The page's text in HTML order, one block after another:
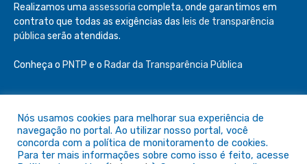
Realizamos uma assessoria completa, onde garantimos em
contrato que todas as exigências das leis de transparência
pública serão atendidas.
Conheça o PNTP e o Radar da Transparência Pública
Todos os direitos reservados a Câmara de São Félix do Araguaia
Nós usamos cookies para melhorar sua experiência de
navegação no portal. Ao utilizar nosso portal, você
concorda com a política de monitoramento de cookies.
Para ter mais informações sobre como isso é feito, acesse